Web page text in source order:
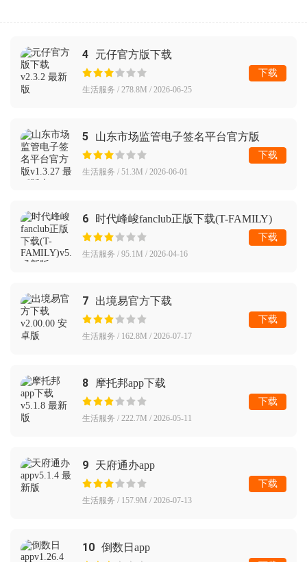
4 元仔官方版下载
生活服务 / 278.8M / 2026-06-25
下载
5 山东市场监管电子签名平台官方版
生活服务 / 51.3M / 2026-06-01
下载
6 时代峰峻fanclub正版下载(T-FAMILY)
生活服务 / 95.1M / 2026-04-16
下载
7 出境易官方下载
生活服务 / 162.8M / 2026-07-17
下载
8 摩托邦app下载
生活服务 / 222.7M / 2026-05-11
下载
9 天府通办app
生活服务 / 157.9M / 2026-07-13
下载
10 倒数日app